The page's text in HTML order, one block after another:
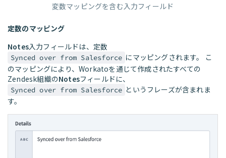
変数マッピングを含む入力フィールド
定数のマッピング
Notes入力フィールドは、定数
Synced over from Salesforce にマッピングされます。 こ
のマッピングにより、Workatoを通じて作成されたすべての
Zendesk組織のNotesフィールドに、
Synced over from Salesforce というフレーズが含まれま
す。